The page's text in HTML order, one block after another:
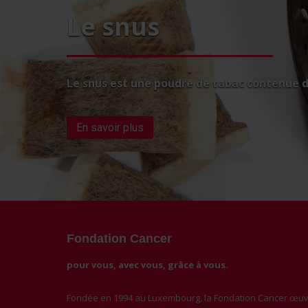
Le snus
Le snus est une poudre de tabac
En savoir plus
Fondation Cancer
pour vous, avec vous, grâce à vous.
Fondée en 1994 au Luxembourg, la Fondation Cancer